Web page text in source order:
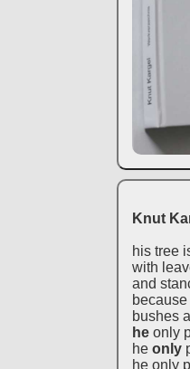
Knut
his tree
with
and
bushes
he only
he only
he only